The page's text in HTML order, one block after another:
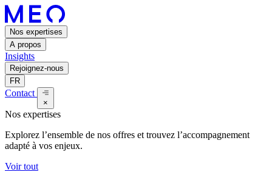
Nos expertises
A propos
Insights
Rejoignez-nous
FR
Contact
×
Nos expertises
Explorez l’ensemble de nos offres et trouvez l’accompagnement
adapté à vos enjeux.
Voir tout